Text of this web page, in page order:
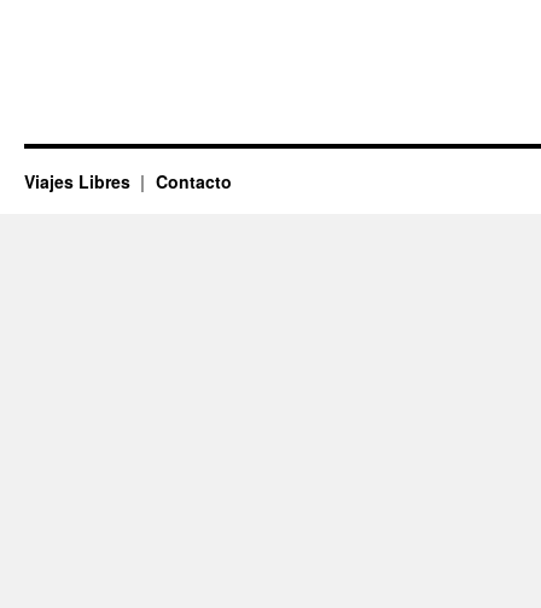
Viajes Libres Contacto